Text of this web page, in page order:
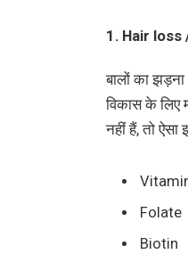
1. Hair loss
बालों का
विकास के लिए
नहीं हैं, तो ऐसा
Folate
Biotin